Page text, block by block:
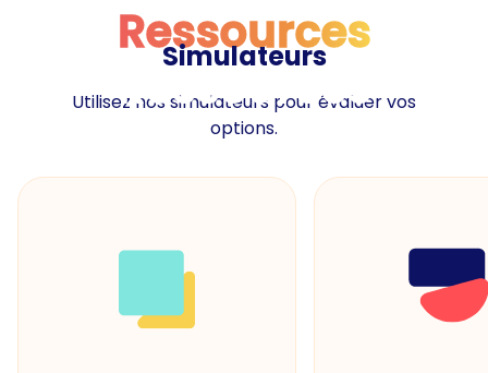
Ressources
Ressources
Simulateurs
Utilisez nos simulateurs pour évaluer vos
options.